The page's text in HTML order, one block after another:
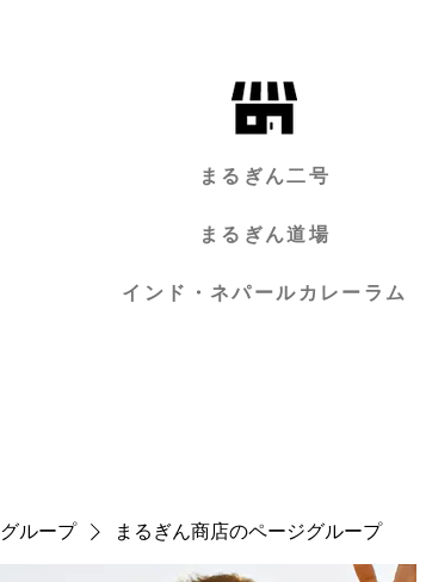
まるぎん二号
インド・ネパールカレーラム
まるぎん道場
グループ まるぎん商店のページグループ